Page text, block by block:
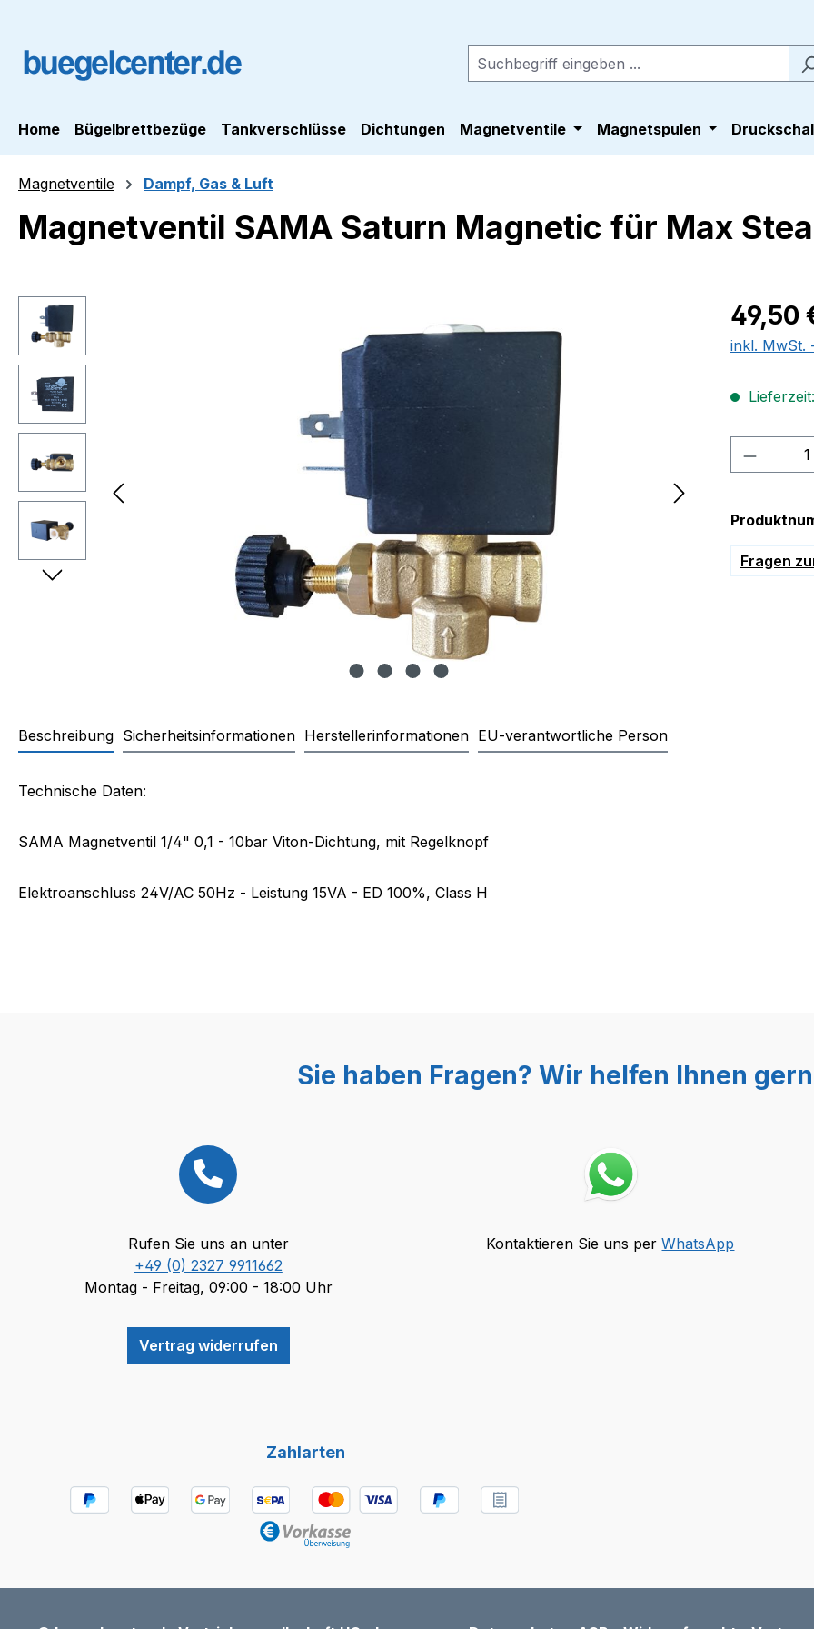
Home Bügelbrettbezüge Tankverschlüsse Dichtungen Magnetventile Magnetspulen
Magnetventile Dampf, Gas & Luft
Magnetventil SAMA Saturn Magnetic für Max
Bildergalerie überspringen Regulärer
49,50
inkl. MwSt.
Fragen
Beschreibung Sicherheitsinformationen Herstellerinformationen EU-verantwortliche Person
Produktinformationen "Magnetventil SAMA Saturn Magnetic
Technische Daten:
SAMA Magnetventil 1/4" 0,1 - 10bar Viton-Dichtung, mit Regelknopf
Elektroanschluss 24V/AC 50Hz - Leistung 15VA - ED 100%, Class H
Sie haben Fragen? Wir helfen Ihnen
Rufen Sie uns an unter
+49 (0) 2327 9911662
Montag - Freitag, 09:00 - 18:00 Uhr
Vertrag widerrufen
Kontaktieren Sie uns perWhatsApp
Zahlarten